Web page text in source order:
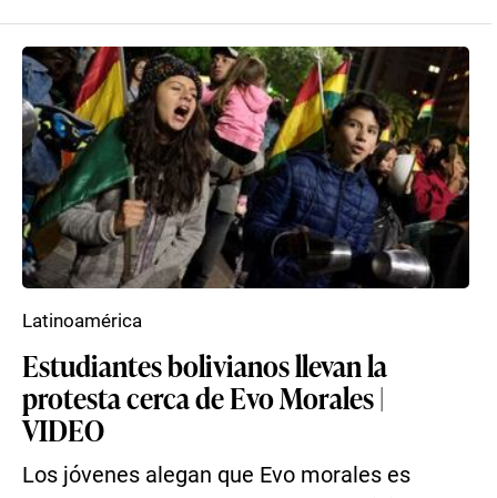
Estudiantes bolivianos llevan la
protesta cerca de Evo Morales |
VIDEO
Los jóvenes alegan que Evo morales es
Latinoamérica